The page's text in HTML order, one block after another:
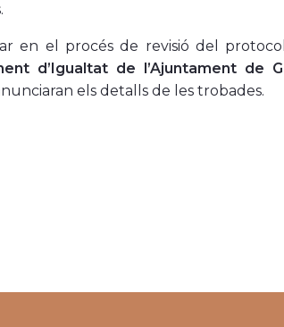
en el procés de revisió del
d’Igualtat de l’Ajuntament de
els detalls de les trobades.